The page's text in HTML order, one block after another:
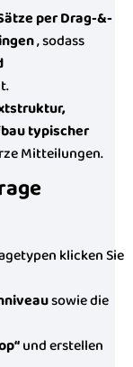
per Drag-&-
, sodass
typischer
Mitteilungen.
klicken Sie
sowie die
und erstellen